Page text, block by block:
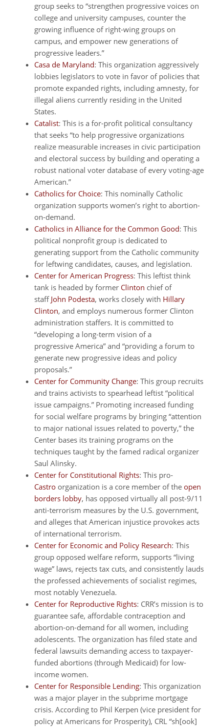
group seeks to “strengthen progressive voices on
college and university campuses, counter the
growing influence of right-wing groups on
campus, and empower new generations of
progressive leaders.”
Casa de Maryland: This organization aggressively
lobbies legislators to vote in favor of policies that
promote expanded rights, including amnesty, for
illegal aliens currently residing in the United
States.
Catalist: This is a for-profit political consultancy
that seeks “to help progressive organizations
realize measurable increases in civic participation
and electoral success by building and operating a
robust national voter database of every voting-age
American.”
Catholics for Choice: This nominally Catholic
organization supports women’s right to abortion-
on-demand.
Catholics in Alliance for the Common Good: This
political nonprofit group is dedicated to
generating support from the Catholic community
for leftwing candidates, causes, and legislation.
Center for American Progress: This leftist think
tank is headed by former Clinton chief of
staff John Podesta, works closely with Hillary
Clinton, and employs numerous former Clinton
administration staffers. It is committed to
“developing a long-term vision of a
progressive America” and “providing a forum to
generate new progressive ideas and policy
proposals.”
Center for Community Change: This group recruits
and trains activists to spearhead leftist “political
issue campaigns.” Promoting increased funding
for social welfare programs by bringing “attention
to major national issues related to poverty,” the
Center bases its training programs on the
techniques taught by the famed radical organizer
Saul Alinsky.
Center for Constitutional Rights: This pro-
Castro organization is a core member of the open
borders lobby, has opposed virtually all post-9/11
anti-terrorism measures by the U.S. government,
and alleges that American injustice provokes acts
of international terrorism.
Center for Economic and Policy Research: This
group opposed welfare reform, supports “living
wage” laws, rejects tax cuts, and consistently lauds
the professed achievements of socialist regimes,
most notably Venezuela.
Center for Reproductive Rights: CRR’s mission is to
guarantee safe, affordable contraception and
abortion-on-demand for all women, including
adolescents. The organization has filed state and
federal lawsuits demanding access to taxpayer-
funded abortions (through Medicaid) for low-
income women.
Center for Responsible Lending: This organization
was a major player in the subprime mortgage
crisis. According to Phil Kerpen (vice president for
policy at Americans for Prosperity), CRL “sh[ook]